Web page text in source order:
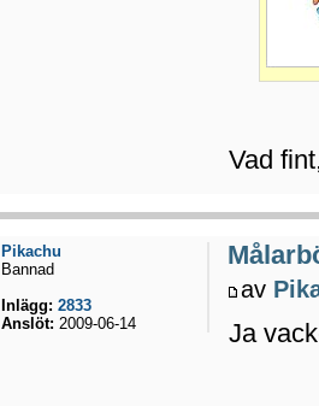
Vad
av
Ja
Pikachu
Bannad
Inlägg: 2833
Anslöt: 2009-06-14